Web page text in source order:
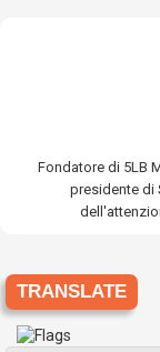
Fondatore di 5LB
presidente di
TRANSLATE